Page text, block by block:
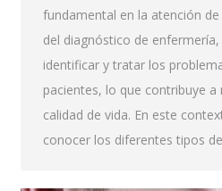
fundamental en la atención
del diagnóstico de
identificar y tratar los
pacientes, lo que contribuye
calidad de vida. En este
conocer los diferentes tipos